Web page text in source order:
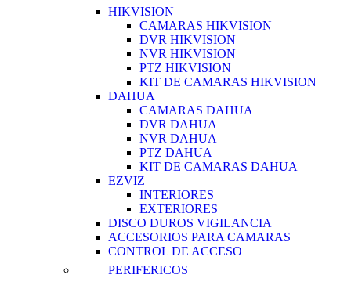
HIKVISION
CAMARAS HIKVISION
DVR HIKVISION
NVR HIKVISION
PTZ HIKVISION
KIT DE CAMARAS HIKVISION
DAHUA
CAMARAS DAHUA
DVR DAHUA
NVR DAHUA
PTZ DAHUA
KIT DE CAMARAS DAHUA
EZVIZ
INTERIORES
EXTERIORES
DISCO DUROS VIGILANCIA
ACCESORIOS PARA CAMARAS
CONTROL DE ACCESO
PERIFERICOS